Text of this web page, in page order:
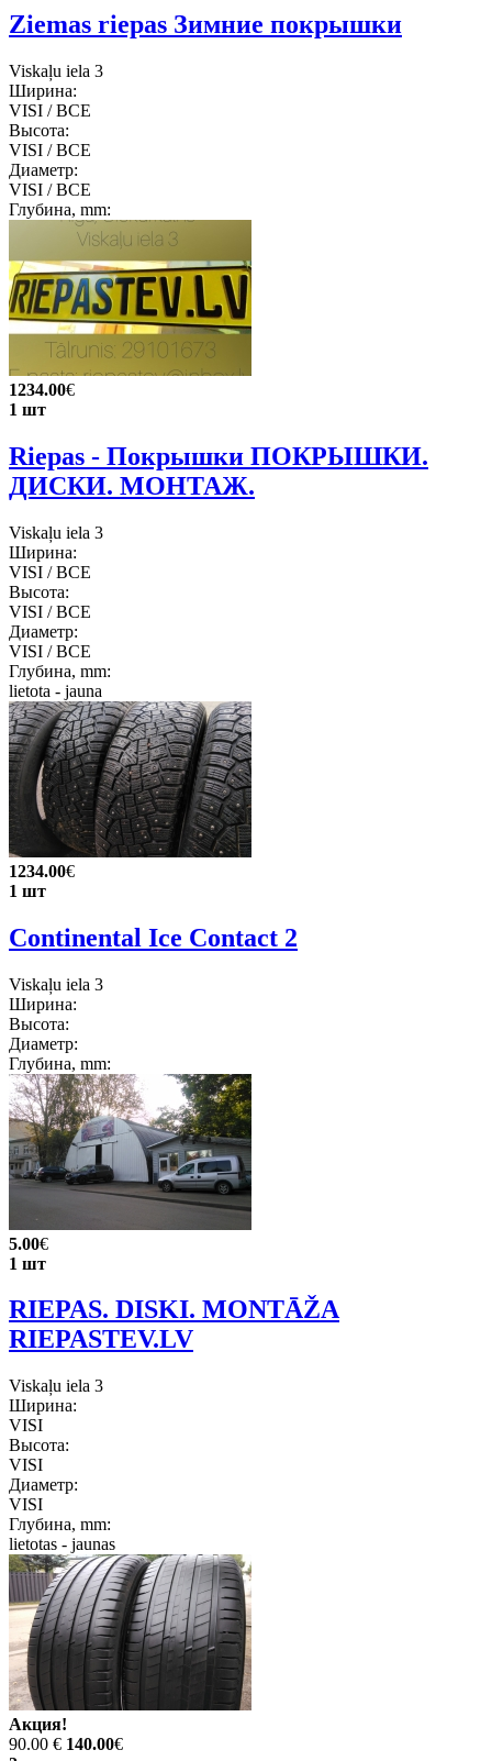
Ziemas riepas Зимние покрышки
Viskaļu iela 3
Ширина:
VISI / ВСЕ
Высота:
VISI / ВСЕ
Диаметр:
VISI / ВСЕ
Глубина, mm:
1234.00€
1 шт
Riepas - Покрышки ПОКРЫШКИ.
ДИСКИ. МОНТАЖ.
Viskaļu iela 3
Ширина:
VISI / ВСЕ
Высота:
VISI / ВСЕ
Диаметр:
VISI / ВСЕ
Глубина, mm:
lietota - jauna
1234.00€
1 шт
Continental Ice Contact 2
Viskaļu iela 3
Ширина:
Высота:
Диаметр:
Глубина, mm:
5.00€
1 шт
RIEPAS. DISKI. MONTĀŽA
RIEPASTEV.LV
Viskaļu iela 3
Ширина:
VISI
Высота:
VISI
Диаметр:
VISI
Глубина, mm:
lietotas - jaunas
Акция!
90.00 € 140.00€